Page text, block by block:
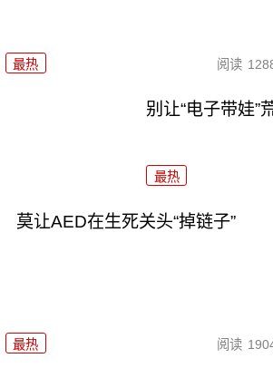
最热 阅读
别让“电子带娃”
最热
莫让AED在生死关头“掉链子”
最热 阅读